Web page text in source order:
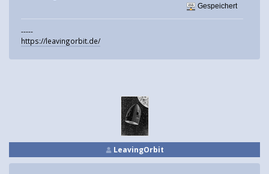
Gespeichert
-----
https://leavingorbit.de/
LeavingOrbit